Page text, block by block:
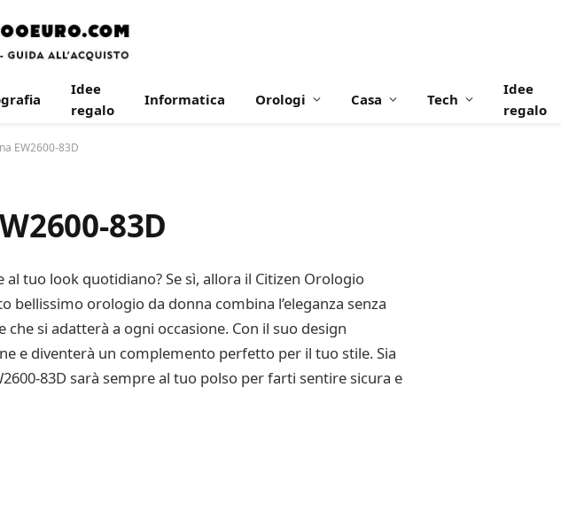
Idee
regalo
Informatica Orologi Casa Tech
Idee
regalo
EW2600-83D
83D
tuo look quotidiano? Se sì, allora il Citizen Orologio
bellissimo orologio da donna combina l’eleganza senza
si adatterà a ogni occasione. Con il suo design
e diventerà un complemento perfetto per il tuo stile. Sia
83D sarà sempre al tuo polso per farti sentire sicura e